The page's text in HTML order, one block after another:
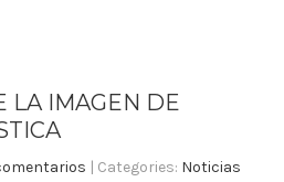
LA IMAGEN DE
| Categories: Noticias